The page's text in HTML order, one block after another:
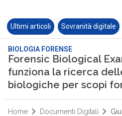
Ultimi articoli Sovranità digitale
BIOLOGIA FORENSE
Forensic Biological
funziona la ricerca
biologiche per scopi
Home Documenti Digitali